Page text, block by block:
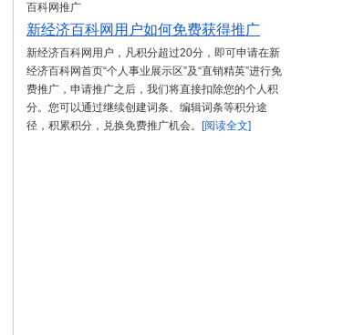
百科网推广
新经济百科网用户如何免费获得推广
新经济百科网用户，凡积分超过20分，即可申请在新
经济百科网首页“个人事业展示区”及“直销精英”进行免
费推广，申请推广之后，我们将直接扣除您的个人积
分。您可以通过继续创建词条、编辑词条等积分途
径，积累积分，兑换免费推广机会。
[阅读全文]